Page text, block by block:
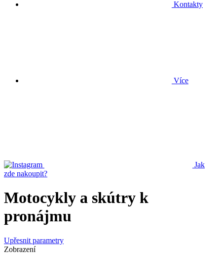
Kontakty
Více
Jak
zde nakoupit?
Motocykly a skútry k
pronájmu
Upřesnit parametry
Zobrazení